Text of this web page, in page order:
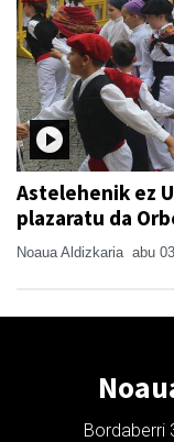
Astelehenik ez
plazaratu da
Noaua Aldizkaria abu 03
Bordaberri